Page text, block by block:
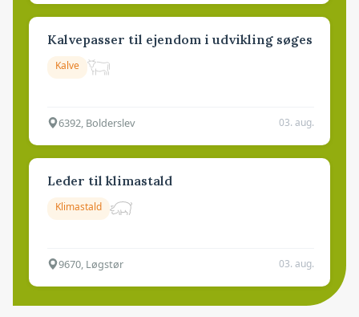
Kalvepasser til ejendom i udvikling søges
Kalve
6392, Bolderslev 03. aug.
Leder til klimastald
Klimastald
9670, Løgstør 03. aug.